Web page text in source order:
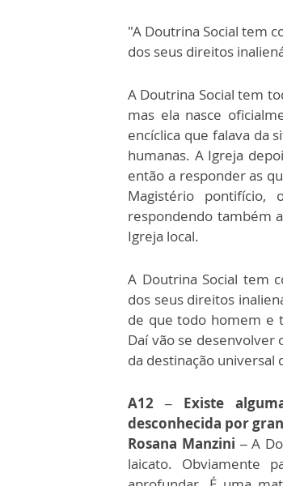
"A Doutrina Social tem
dos seus direitos
A Doutrina Social tem
mas ela nasce
encíclica que falava da
humanas. A Igreja
então a responder as
Magistério pontifício,
respondendo também
Igreja local.
A Doutrina Social tem
dos seus direitos
de que todo homem e
Daí vão se desenvolver
da destinação universal
A12 – Existe
desconhecida por
Rosana Manzini –A
laicato. Obviamente